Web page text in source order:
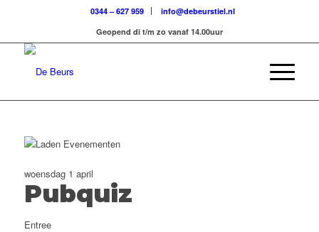
0344 – 627 959
info@debeurstiel.nl
Geopend di t/m zo vanaf 14.00uur
woensdag 1 april
Pubquiz
Entree